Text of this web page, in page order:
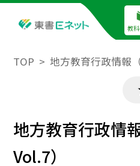
教
TOP 地方教育行政情報
地方教育行政情
Vol.7）